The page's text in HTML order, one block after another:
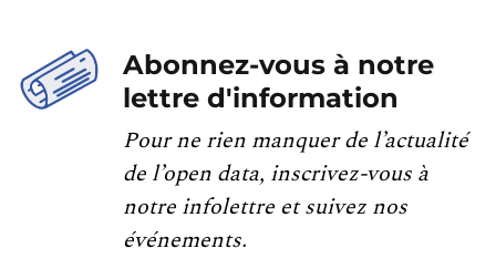
Abonnez-vous à notre
lettre d'information
Pour ne rien manquer de l’actualité
de l’open data, inscrivez-vous à
notre infolettre et suivez nos
événements.